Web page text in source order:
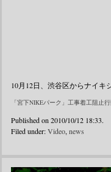
10月12日、渋谷区からナイ
「宮下NIKEパーク」工事着工阻止
Published on 2010/10/12 18:33.
Filed under:Video, news